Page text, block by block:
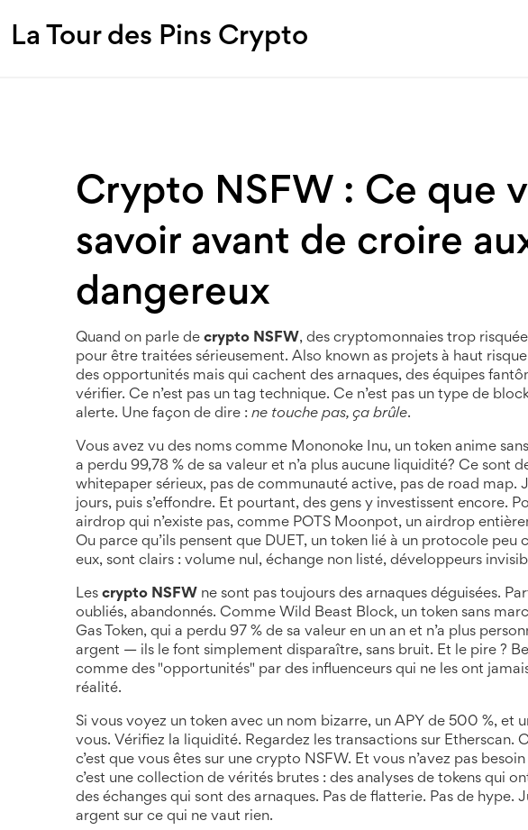
La Tour des Pins Crypto
Crypto NSFW : Ce que
savoir avant de croire
dangereux
Quand on parle de crypto NSFW, des cryptomonnaies trop
pour être traitées sérieusement. Also known as projets à haut risque
des opportunités mais qui cachent des arnaques, des équipes
vérifier. Ce n’est pas un tag technique. Ce n’est pas un type de
alerte. Une façon de dire : ne touche pas, ça brûle.
Vous avez vu des noms comme Mononoke Inu, un token anime
a perdu 99,78 % de sa valeur et n’a plus aucune liquidité? Ce sont
whitepaper sérieux, pas de communauté active, pas de road map.
jours, puis s’effondre. Et pourtant, des gens y investissent encore.
airdrop qui n’existe pas, comme POTS Moonpot, un airdrop
Ou parce qu’ils pensent que DUET , un token lié à un protocole peu
eux, sont clairs : volume nul, échange non listé, développeurs
Les crypto NSFW ne sont pas toujours des arnaques déguisées.
oubliés, abandonnés. Comme Wild Beast Block, un token sans
Gas Token, qui a perdu 97 % de sa valeur en un an et n’a plus
argent — ils le font simplement disparaître, sans bruit. Et le pire ?
comme des "opportunités" par des influenceurs qui ne les ont
réalité.
Si vous voyez un token avec un nom bizarre, un APY de 500 %, et
vous. Vérifiez la liquidité. Regardez les transactions sur Etherscan.
c’est que vous êtes sur une crypto NSFW. Et vous n’avez pas
c’est une collection de vérités brutes : des analyses de tokens qui
des échanges qui sont des arnaques. Pas de flatterie. Pas de hype.
argent sur ce qui ne vaut rien.